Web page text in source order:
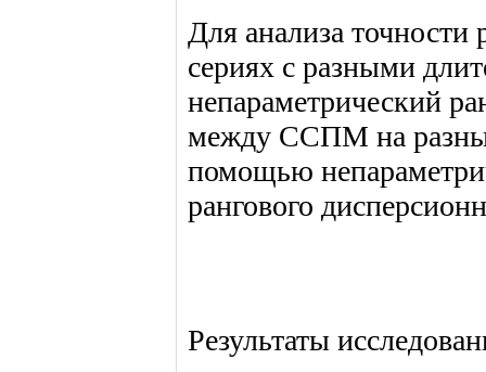
Для анализа точности
сериях с разными
непараметрический
между ССПМ на
помощью
рангового
Результаты